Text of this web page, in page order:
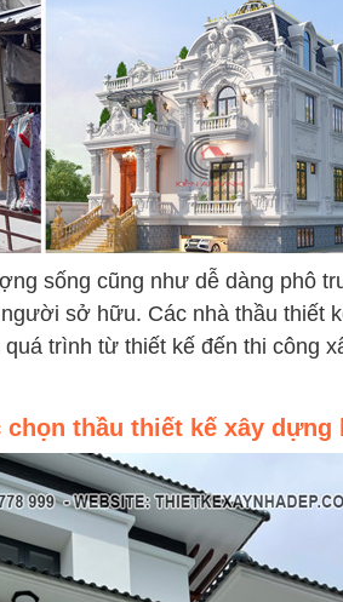
sống cũng như dễ dàng phô
sở hữu. Các nhà thầu thiết
trình từ thiết kế đến thi công
chọn thầu thiết kế xây